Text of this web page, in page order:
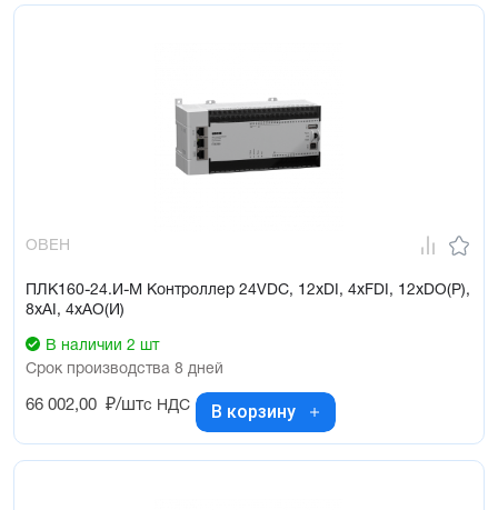
ОВЕН
ПЛК160-24.И-М Контроллер 24VDC, 12xDI, 4xFDI, 12xDO(Р),
8xAI, 4xAO(И)
В наличии 2 шт
Срок производства 8 дней
66 002,00 ₽/штс НДС В корзину